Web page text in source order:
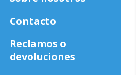
Contacto
Reclamos o
devoluciones